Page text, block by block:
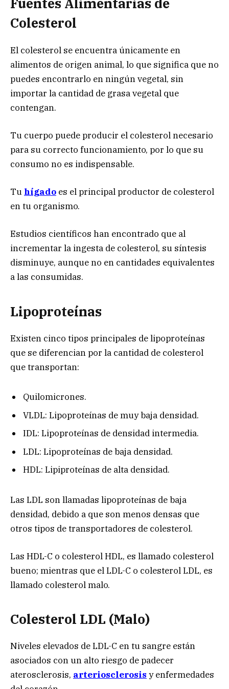
Fuentes Alimentarias de
Colesterol
El colesterol se encuentra únicamente en
alimentos de origen animal, lo que significa que no
puedes encontrarlo en ningún vegetal, sin
importar la cantidad de grasa vegetal que
contengan.
Tu cuerpo puede producir el colesterol necesario
para su correcto funcionamiento, por lo que su
consumo no es indispensable.
Tu hígado es el principal productor de colesterol
en tu organismo.
Estudios científicos han encontrado que al
incrementar la ingesta de colesterol, su síntesis
disminuye, aunque no en cantidades equivalentes
a las consumidas.
Lipoproteínas
Existen cinco tipos principales de lipoproteínas
que se diferencian por la cantidad de colesterol
que transportan:
Quilomicrones.
VLDL: Lipoproteínas de muy baja densidad.
IDL: Lipoproteínas de densidad intermedia.
LDL: Lipoproteínas de baja densidad.
HDL: Lipiproteínas de alta densidad.
Las LDL son llamadas lipoproteínas de baja
densidad, debido a que son menos densas que
otros tipos de transportadores de colesterol.
Las HDL-C o colesterol HDL, es llamado colesterol
bueno; mientras que el LDL-C o colesterol LDL, es
llamado colesterol malo.
Colesterol LDL (Malo)
Niveles elevados de LDL-C en tu sangre están
asociados con un alto riesgo de padecer
aterosclerosis, arteriosclerosis y enfermedades